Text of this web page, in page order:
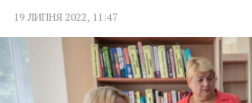
19 ЛИПНЯ 2022, 11:47